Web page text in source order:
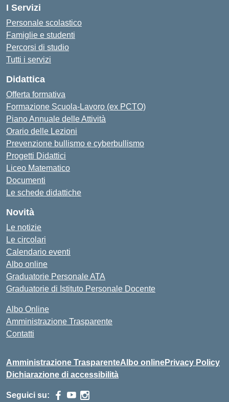
I Servizi
Personale scolastico
Famiglie e studenti
Percorsi di studio
Tutti i servizi
Didattica
Offerta formativa
Formazione Scuola-Lavoro (ex PCTO)
Piano Annuale delle Attività
Orario delle Lezioni
Prevenzione bullismo e cyberbullismo
Progetti Didattici
Liceo Matematico
Documenti
Le schede didattiche
Novità
Le notizie
Le circolari
Calendario eventi
Albo online
Graduatorie Personale ATA
Graduatorie di Istituto Personale Docente
Albo Online
Amministrazione Trasparente
Contatti
Amministrazione TrasparenteAlbo onlinePrivacy Policy
Dichiarazione di accessibilità
Seguici su: